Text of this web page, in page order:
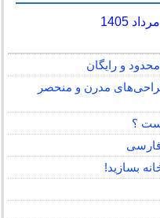
مدرن و منحصر
؟
فارسی
بسازید!